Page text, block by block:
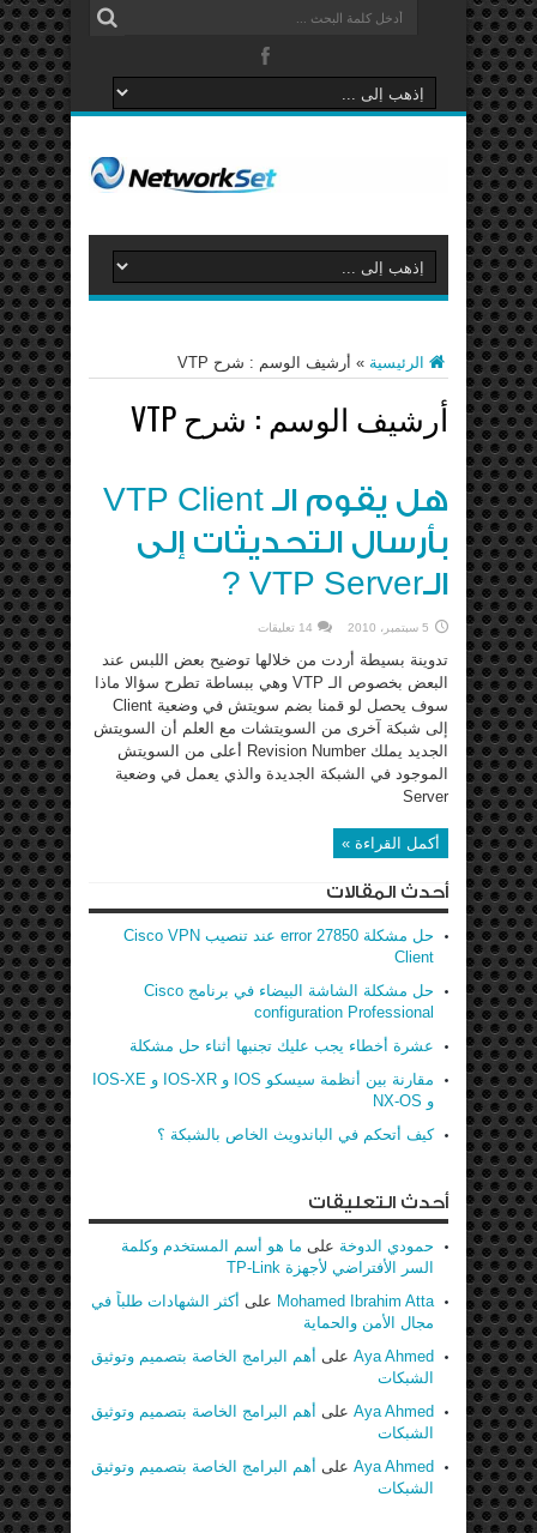
الرئيسية » أرشيف الوسم : شرح VTP
أرشيف الوسم : شرح VTP
هل يقوم الـ VTP Client
بأرسال التحديثات إلى
الـVTP Server ?
5 سبتمبر، 2010 14 تعليقات
تدوينة بسيطة أردت من خلالها توضيح بعض اللبس عند
البعض بخصوص الـ VTP وهي ببساطة تطرح سؤالا ماذا
سوف يحصل لو قمنا بضم سويتش في وضعية Client
إلى شبكة آخرى من السويتشات مع العلم أن السويتش
الجديد يملك Revision Number أعلى من السويتش
الموجود في الشبكة الجديدة والذي يعمل في وضعية
Server
أكمل القراءة »
أحدث المقالات
حل مشكلة error 27850 عند تنصيب Cisco VPN
Client
حل مشكلة الشاشة البيضاء في برنامج Cisco
configuration Professional
عشرة أخطاء يجب عليك تجنبها أثناء حل مشكلة
مقارنة بين أنظمة سيسكو IOS و IOS-XR و IOS-XE
و NX-OS
كيف أتحكم في الباندويث الخاص بالشبكة ؟
أحدث التعليقات
حمودي الدوخة على ما هو أسم المستخدم وكلمة
السر الأفتراضي لأجهزة TP-Link
Mohamed Ibrahim Atta على أكثر الشهادات طلباً في
مجال الأمن والحماية
Aya Ahmed على أهم البرامج الخاصة بتصميم وتوثيق
الشبكات
Aya Ahmed على أهم البرامج الخاصة بتصميم وتوثيق
الشبكات
Aya Ahmed على أهم البرامج الخاصة بتصميم وتوثيق
الشبكات